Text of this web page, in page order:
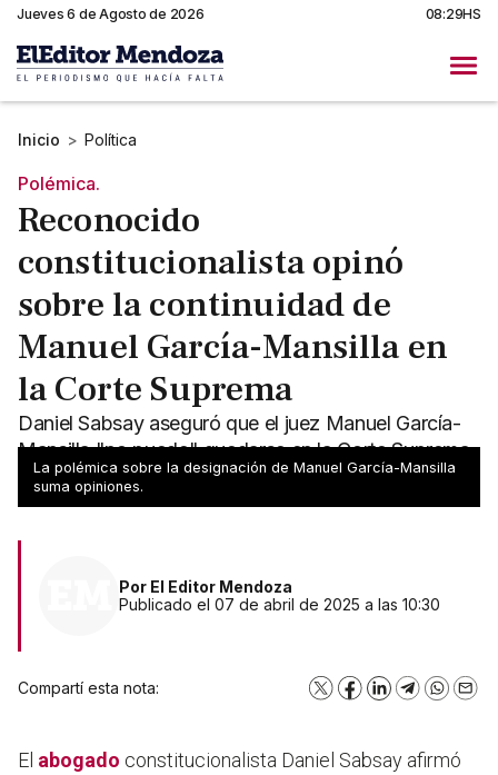
Jueves 6 de Agosto de 2026 08:29HS
Inicio > Política
Polémica.
Reconocido
constitucionalista opinó
sobre la continuidad de
Manuel García-Mansilla en
la Corte Suprema
Daniel Sabsay aseguró que el juez Manuel García-
Mansilla "no puede" quedarse en la Corte Suprema
de Justicia.
La polémica sobre la designación de Manuel García-Mansilla
suma opiniones.
Por El Editor Mendoza
Publicado el 07 de abril de 2025 a las 10:30
Compartí esta nota: X Facebook
LinkedInTelegram
El abogado constitucionalista Daniel Sabsay afirmó